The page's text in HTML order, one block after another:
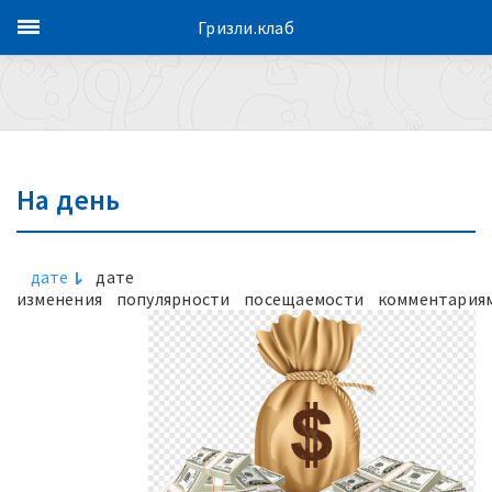
На день
дате
дате
изменения
популярности посещаемости
Гризли.клаб